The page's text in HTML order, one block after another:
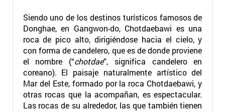
Siendo uno de los destinos turísticos famosos de
Donghae, en Gangwon-do, Chotdaebawi es una
roca de pico alto, dirigiéndose hacia el cielo, y
con forma de candelero, que es de donde proviene
el nombre (“chotdae”, significa candelero en
coreano). El paisaje naturalmente artístico del
Mar del Este, formado por la roca Chotdaebawi, y
otras rocas que la acompañan, es espectacular.
Las rocas de su alrededor, las que también tienen